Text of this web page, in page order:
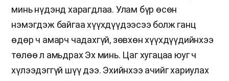
минь нүдэнд харагдлаа. Улам бүр өсөн
нэмэгдэж байгаа хүүхдүүдээсээ болж ганц
өдөр ч амарч чадахгүй, зөвхөн хүүхдүүдийнхээ
төлөө л амьдрах Эх минь. Цаг хугацаа юуг ч
хүлээдэггүй шүү дээ. Эхийнхээ ачийг хариулах